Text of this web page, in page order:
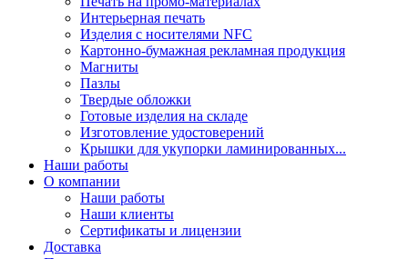
Интерьерная печать
Изделия с носителями NFC
Картонно-бумажная рекламная продукция
Магниты
Пазлы
Твердые обложки
Готовые изделия на складе
Изготовление удостоверений
Крышки для укупорки ламинированных...
Наши работы
О компании
Наши работы
Наши клиенты
Сертификаты и лицензии
Доставка